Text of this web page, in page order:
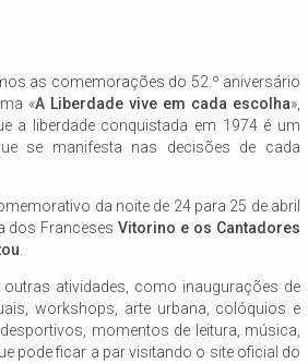
as comemorações do 52.º aniversário
«A Liberdade vive em cada escolha»,
a liberdade conquistada em 1974 é um
se manifesta nas decisões de cada
da noite de 24 para 25 de abril
dos FrancesesVitorino e os Cantadores
atividades, como inaugurações de
workshops, arte urbana, colóquios e
momentos de leitura, música,
pode ficar a par visitando o site oficial do